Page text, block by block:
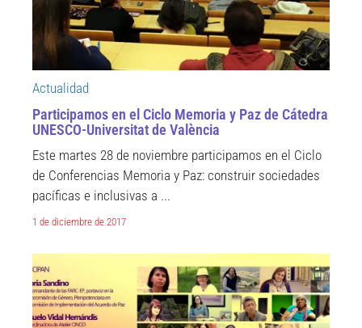
Actualidad
Participamos en el Ciclo Memoria y Paz de Cátedra
UNESCO-Universitat de València
Este martes 28 de noviembre participamos en el Ciclo
de Conferencias Memoria y Paz: construir sociedades
pacíficas e inclusivas a ...
1 de diciembre de 2017